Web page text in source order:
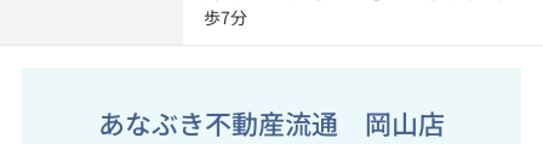
歩7分
あなぶき不動産流通 岡山店